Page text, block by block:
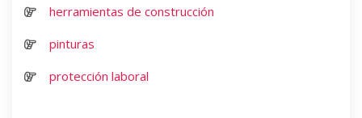
herramientas de construcción
pinturas
protección laboral